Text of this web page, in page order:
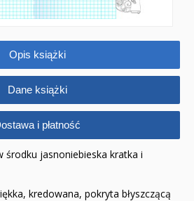
- Życie bez granic
dzieci
Opis książki
Dane książki
i płatność
środku jasnoniebieska kratka i
kredowana, pokryta błyszczącą